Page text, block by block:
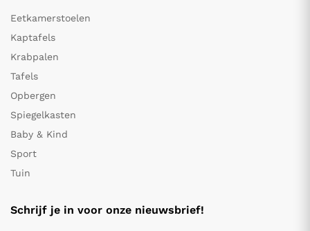
Eetkamerstoelen
Kaptafels
Krabpalen
Tafels
Opbergen
Spiegelkasten
Baby & Kind
Sport
Tuin
Schrijf je in voor onze nieuwsbrief!